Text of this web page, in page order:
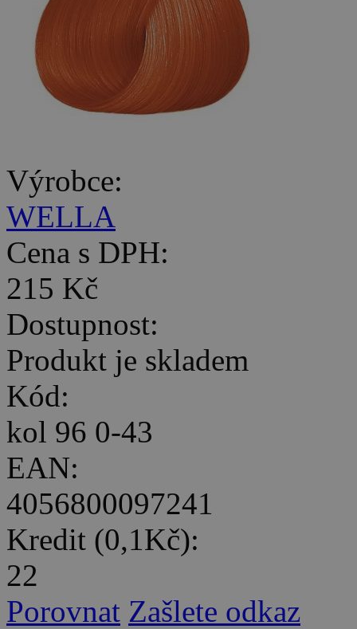
Výrobce:
WELLA
Cena s DPH:
215 Kč
Dostupnost:
Produkt je skladem
Kód:
kol 96 0-43
EAN:
4056800097241
Kredit (0,1Kč):
22
Porovnat Zašlete odkaz